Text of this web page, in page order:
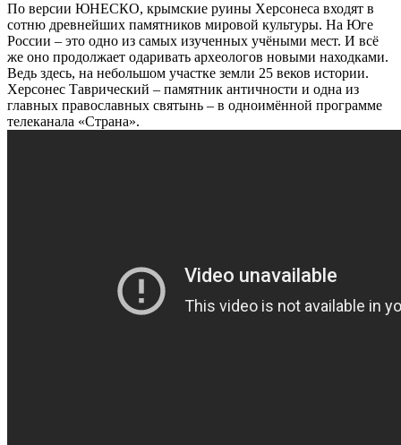
По версии ЮНЕСКО, крымские руины Херсонеса входят в
сотню древнейших памятников мировой культуры. На Юге
России – это одно из самых изученных учёными мест. И всё
же оно продолжает одаривать археологов новыми находками.
Ведь здесь, на небольшом участке земли 25 веков истории.
Херсонес Таврический – памятник античности и одна из
главных православных святынь – в одноимённой программе
телеканала «Страна».